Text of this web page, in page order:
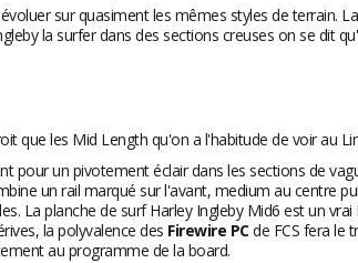
sur quasiment les mêmes styles de terrain.
la surfer dans des sections creuses on se dit
que les Mid Length qu'on a l'habitude de voir au
un pivotement éclair dans les sections de
un rail marqué sur l'avant, medium au centre
La planche de surf Harley Ingleby Mid6 est un
la polyvalence des Firewire PCde FCS fera le
au programme de la board.